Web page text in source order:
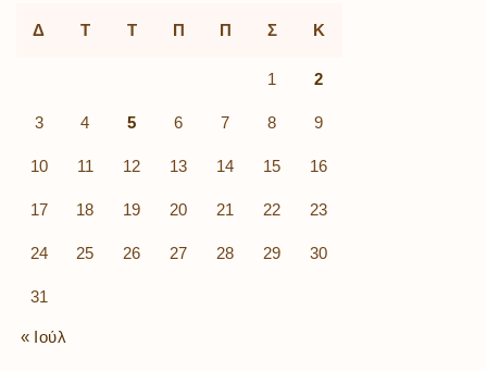
Δ Τ Τ Π Π Σ Κ
1 2
3 4 5 6 7 8 9
10 11 12 13 14 15 16
17 18 19 20 21 22 23
24 25 26 27 28 29 30
31
« Ιούλ